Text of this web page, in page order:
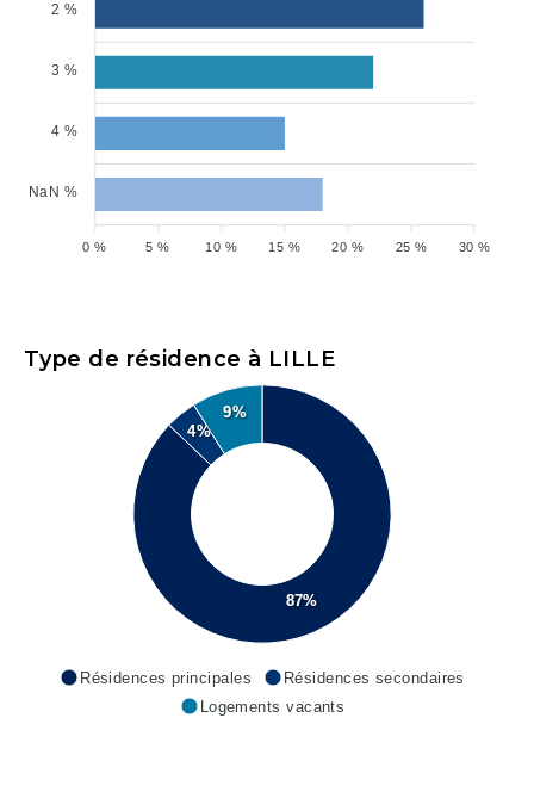
2 %
3 %
4 %
NaN %
30 %
25 %
20 %
15 %
10 %
5 %
0 %
Type de résidence à LILLE
87%
4%
9%
Résidences principales
Résidences secondaires
Logements vacants